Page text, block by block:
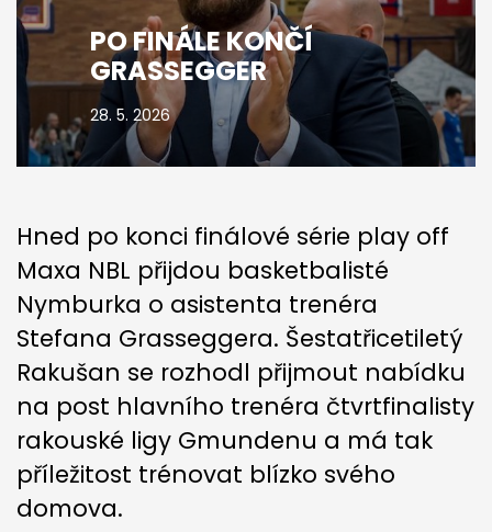
PO FINÁLE KONČÍ
GRASSEGGER
28. 5. 2026
Hned po konci finálové série play off
Maxa NBL přijdou basketbalisté
Nymburka o asistenta trenéra
Stefana Grasseggera. Šestatřicetiletý
Rakušan se rozhodl přijmout nabídku
na post hlavního trenéra čtvrtfinalisty
rakouské ligy Gmundenu a má tak
příležitost trénovat blízko svého
domova.